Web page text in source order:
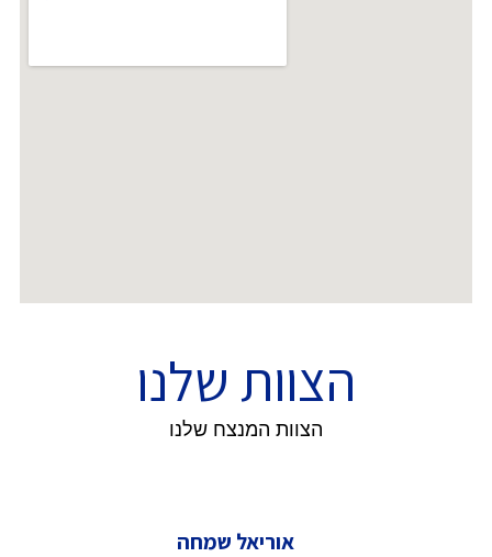
הצוות שלנו
הצוות המנצח שלנו
אוריאל שמחה